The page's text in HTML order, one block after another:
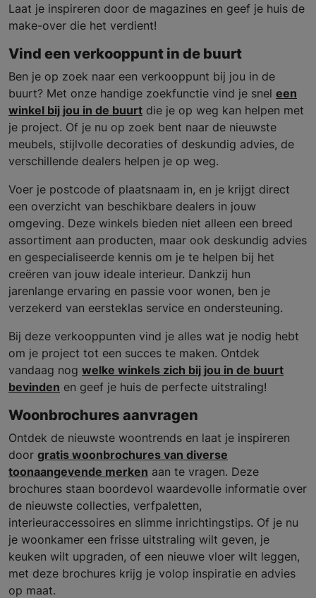
Laat je inspireren door de magazines en geef je huis de
make-over die het verdient!
Vind een verkooppunt in de buurt
Ben je op zoek naar een verkooppunt bij jou in de
buurt? Met onze handige zoekfunctie vind je snel een
winkel bij jou in de buurt die je op weg kan helpen met
je project. Of je nu op zoek bent naar de nieuwste
meubels, stijlvolle decoraties of deskundig advies, de
verschillende dealers helpen je op weg.
Voer je postcode of plaatsnaam in, en je krijgt direct
een overzicht van beschikbare dealers in jouw
omgeving. Deze winkels bieden niet alleen een breed
assortiment aan producten, maar ook deskundig advies
en gespecialiseerde kennis om je te helpen bij het
creëren van jouw ideale interieur. Dankzij hun
jarenlange ervaring en passie voor wonen, ben je
verzekerd van eersteklas service en ondersteuning.
Bij deze verkooppunten vind je alles wat je nodig hebt
om je project tot een succes te maken. Ontdek
vandaag nog welke winkels zich bij jou in de buurt
bevinden en geef je huis de perfecte uitstraling!
Woonbrochures aanvragen
Ontdek de nieuwste woontrends en laat je inspireren
door gratis woonbrochures van diverse
toonaangevende merken aan te vragen. Deze
brochures staan boordevol waardevolle informatie over
de nieuwste collecties, verfpaletten,
interieuraccessoires en slimme inrichtingstips. Of je nu
je woonkamer een frisse uitstraling wilt geven, je
keuken wilt upgraden, of een nieuwe vloer wilt leggen,
met deze brochures krijg je volop inspiratie en advies
op maat.